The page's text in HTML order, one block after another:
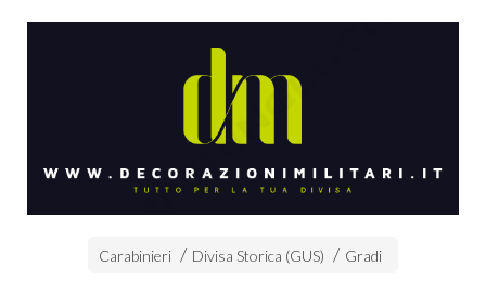
Carabinieri Divisa Storica (GUS) Gradi